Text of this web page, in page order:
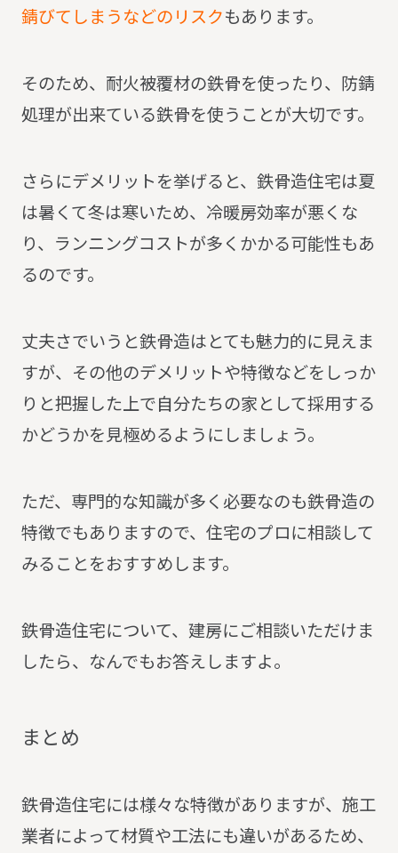
錆びてしまうなどのリスクもあります。
そのため、耐火被覆材の鉄骨を使ったり、防錆
処理が出来ている鉄骨を使うことが大切です。
さらにデメリットを挙げると、鉄骨造住宅は夏
は暑くて冬は寒いため、冷暖房効率が悪くな
り、ランニングコストが多くかかる可能性もあ
るのです。
丈夫さでいうと鉄骨造はとても魅力的に見えま
すが、その他のデメリットや特徴などをしっか
りと把握した上で自分たちの家として採用する
かどうかを見極めるようにしましょう。
ただ、専門的な知識が多く必要なのも鉄骨造の
特徴でもありますので、住宅のプロに相談して
みることをおすすめします。
鉄骨造住宅について、建房にご相談いただけま
したら、なんでもお答えしますよ。
ま とめ
鉄骨造住宅には様々な特徴がありますが、施工
業者によって材質や工法にも違いがあるため、